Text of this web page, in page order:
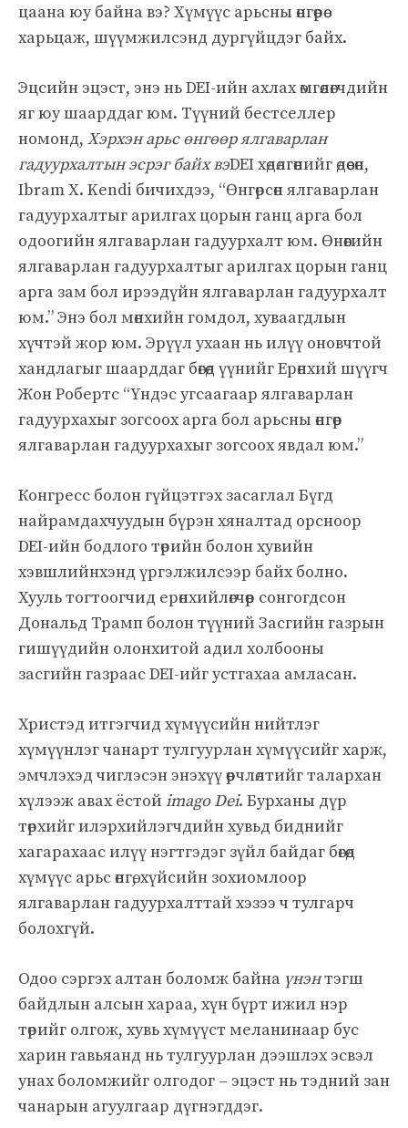
цаана юу байна вэ? Хүмүүс арьсны өнгөөрөө
харьцаж, шүүмжилсэнд дургүйцдэг байх.
Эцсийн эцэст, энэ нь DEI-ийн ахлах өмгөөлөгчдийн
яг юу шаарддаг юм. Түүний бестселлер
номонд, Хэрхэн арьс өнгөөр ​​​​ялгаварлан
гадуурхалтын эсрэг байх вэDEI хөдөлгөөнийг өдөөсөн,
Ibram X. Kendi бичихдээ, “Өнгөрсөн ялгаварлан
гадуурхалтыг арилгах цорын ганц арга бол
одоогийн ялгаварлан гадуурхалт юм. Өнөөгийн
ялгаварлан гадуурхалтыг арилгах цорын ганц
арга зам бол ирээдүйн ялгаварлан гадуурхалт
юм.” Энэ бол мөнхийн гомдол, хуваагдлын
хүчтэй жор юм. Эрүүл ухаан нь илүү оновчтой
хандлагыг шаарддаг бөгөөд үүнийг Ерөнхий шүүгч
Жон Робертс “Үндэс угсаагаар ялгаварлан
гадуурхахыг зогсоох арга бол арьсны өнгөөр ​​
ялгаварлан гадуурхахыг зогсоох явдал юм.”
Конгресс болон гүйцэтгэх засаглал Бүгд
найрамдахчуудын бүрэн хяналтад орсноор
DEI-ийн бодлого төрийн болон хувийн
хэвшлийнхэнд үргэлжилсээр байх болно.
Хууль тогтоогчид ерөнхийлөгчөөр сонгогдсон
Дональд Трамп болон түүний Засгийн газрын
гишүүдийн олонхитой адил холбооны
засгийн газраас DEI-ийг устгахаа амласан.
Христэд итгэгчид хүмүүсийн нийтлэг
хүмүүнлэг чанарт тулгуурлан хүмүүсийг харж,
эмчлэхэд чиглэсэн энэхүү өөрчлөлтийг талархан
хүлээж авах ёстой imago Dei. Бурханы дүр
төрхийг илэрхийлэгчдийн хувьд биднийг
хагарахаас илүү нэгтгэдэг зүйл байдаг бөгөөд
хүмүүс арьс өнгө, хүйсийн зохиомлоор
ялгаварлан гадуурхалттай хэзээ ч тулгарч
болохгүй.
Одоо сэргэх алтан боломж байна үнэнтэгш
байдлын алсын хараа, хүн бүрт ижил нэр
төрийг олгож, хувь хүмүүст меланинаар бус
харин гавьяанд нь тулгуурлан дээшлэх эсвэл
унах боломжийг олгодог – эцэст нь тэдний зан
чанарын агуулгаар дүгнэгддэг.